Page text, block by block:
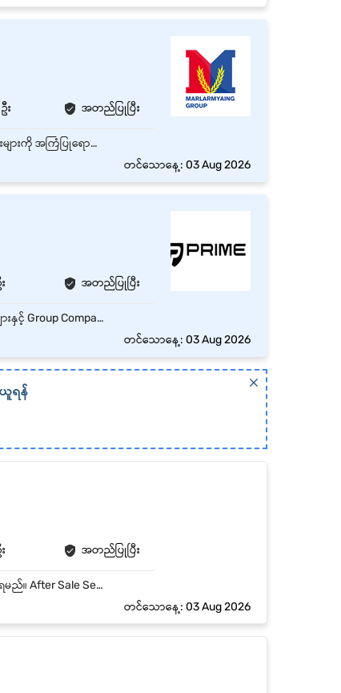
း အတည်ပြုပြီး
ဆိုင်သို့လာရောက်ဝယ်ယူသော ဖောက်သည်များအား ယဉ်ကျေးပျူငှာစွာ ကြိုဆို၍ လိုအပ်သော ကုန်ပစ္စည်းများကို အကြံပြုရောင်းချရန်။ သစ်သီး၊ ဟင်းသီးဟင်းရွက်နှင့် Fresh Food ကုန်ပစ္စည်းများကို သန့်ရှင်းသပ်ရပ်စွာ စီစဉ်ပြသပြီး အရည်အသွေးကောင်းမွန်စေရန် ထိန်းသိမ်းရန်။ ကုန်ပစ္စည်းဈေးနှုန်းတံဆိပ်များ၊ ပရိုမိုးရှင်းများနှင့် သက်တမ်းကုန်ဆုံးရက်များကို နေ့စဉ်စစ်ဆေး၍ မှန်ကန်စွာ ပြသထားရန်။ ကုန်လက်ကျန်အခြေအနေကို စစ်ဆေးပြီး လိုအပ်သော ကုန်ပစ္စည်းများကို တာဝန်ရှိသူထံ အချိန်မီတင်ပြရန်။ ဆိုင်အတွင်း သန့်ရှင်းရေးနှင့် Food Safety / Hygiene စံနှုန်းများကို လိုက်နာထိန်းသိမ်းရန်။ လိုအပ်ပါက ငွေကိုင်ဝန်ထမ်းနှင့် ပူးပေါင်း၍ ငွေပေးချေမှုလုပ်ငန်းစဉ်များနှင့် နေ့စဉ်ဆိုင်လုပ်ငန်းများကို ကူညီဆောင်ရွက်ရန်။ ကုမ္ပဏီ၏ Customer Service Standards၊ အရောင်းရည်မှန်းချက်များနှင့် လုပ်ငန်းစည်းမျဉ်းများကို လိုက်နာပြီး အဖွဲ့လိုက်ပူးပေါင်းဆောင်ရွက်ရန်။
တင်သောနေ့: 03 Aug 2026
အတည်ပြုပြီး
✔ Computer, Software, Printer နှင့် Network ပြဿနာများကို စစ်ဆေးဖြေရှင်းပေးခြင်း ✔ ဝန်ထမ်းများနှင့် Group Company များအား IT Support ပံ့ပိုးပေးခြင်း ✔ IT Equipment များကို တပ်ဆင်၊ ထိန်းသိမ်းခြင်းနှင့် လိုအပ်ပါက ဝယ်ယူရေးတွင် ကူညီဆောင်ရွက်ခြင်း
တင်သောနေ့: 03 Aug 2026
ယူရန်
အတည်ပြုပြီး
Maintenance Daily Report အား နေ့စဉ် Excel တွင်ထည့်သွင်းရမည်။ Customer Contact List ဖြည့်ရမည်။ After Sale Service Training File Data သွင်းရမည်။ Customer Service Inquiry လက်ခံဖြေကြားပေးခြင်းနှင့်စားရင်းသွင်းခြင်း။ Open Invoice,DO,Service Charges Invoice ဖွင့်ခြင်း Warranty PO ဖွင့်ရမည်။ Weekly Report to Director
တင်သောနေ့: 03 Aug 2026